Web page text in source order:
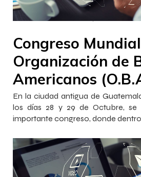
Francisca InnovaJob – 27 octubre 2022
Congreso
Organización de
Americanos
En la ciudad antigua de
los días 28 y 29 de Octubre,
importante congreso, donde